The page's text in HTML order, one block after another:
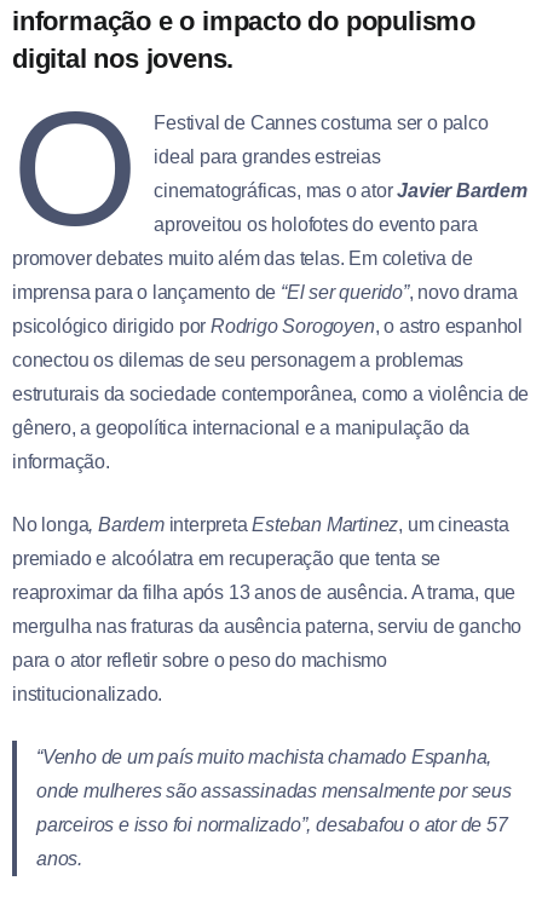
informação e o impacto do populismo
digital nos jovens.
O
Festival de Cannes costuma ser o palco
ideal para grandes estreias
cinematográficas, mas o atorJavier Bardem
aproveitou os holofotes do evento para
promover debates muito além das telas. Em coletiva de
imprensa para o lançamento de “El ser querido”, novo drama
psicológico dirigido porRodrigo Sorogoyen, o astro espanhol
conectou os dilemas de seu personagem a problemas
estruturais da sociedade contemporânea, como a violência de
gênero, a geopolítica internacional e a manipulação da
informação.
No longa, Bardeminterpreta Esteban Martinez, um cineasta
premiado e alcoólatra em recuperação que tenta se
reaproximar da filha após 13 anos de ausência. A trama, que
mergulha nas fraturas da ausência paterna, serviu de gancho
para o ator refletir sobre o peso do machismo
institucionalizado.
“Venho de um país muito machista chamado Espanha,
onde mulheres são assassinadas mensalmente por seus
parceiros e isso foi normalizado”, desabafou o ator de 57
anos.